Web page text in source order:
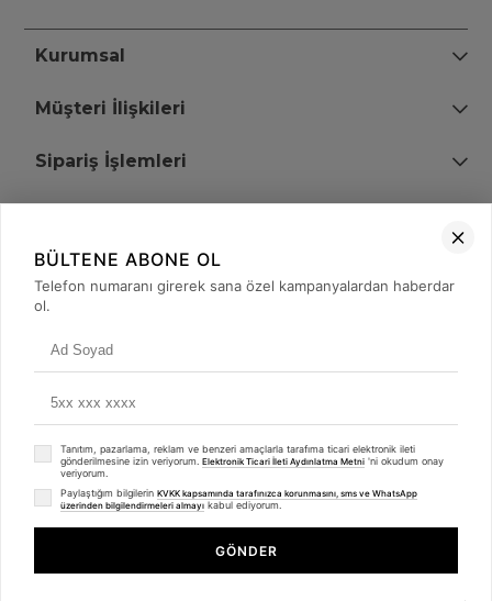
Kurumsal
Müşteri İlişkileri
Sipariş İşlemleri
+90 (850) 473 08 08
© 2008 - 2026merterelektronik.com
- Tüm Hakları Saklıdır. Kredi kartı bilgileriniz 256bit SSL sertifikası ile
Whatsapp
BÜLTENE ABONE OL
Telefon numaranı girerek sana özel kampanyalardan haberdar
ol.
Tanıtım, pazarlama, reklam ve benzeri amaçlarla tarafıma ticari elektronik ileti
gönderilmesine izin veriyorum. Elektronik Ticari İleti Aydınlatma Metni 'ni okudum onay
veriyorum.
Paylaştığım bilgilerin KVKK kapsamında tarafınızca korunmasını, sms ve WhatsApp
üzerinden bilgilendirmeleri almayı kabul ediyorum.
GÖNDER